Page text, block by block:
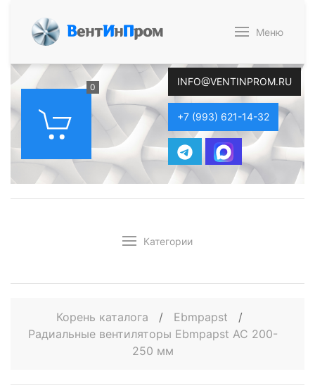
ВентИнПром Меню
0 INFO@VENTINPROM.RU
+7 (993) 621-14-32
Категории
Корень каталога / Ebmpapst
/
Радиальные вентиляторы Ebmpapst AC 200-
250 мм